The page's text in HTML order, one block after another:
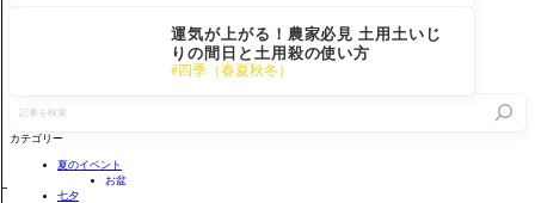
運気が上がる！農家必見 土用土いじ
りの間日と土用殺の使い方
四季（春夏秋冬）
を
カテゴリー
夏のイベント
お盆
七夕